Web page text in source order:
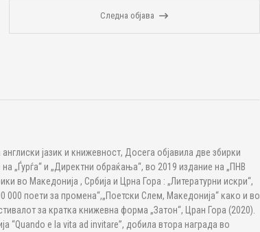
Следна објава
јазик и книжевност, Досега објавила две збирки
„Ѓурѓа“ и „Директни обраќања“, во 2019 издание на „ПНВ
во Македонија , Србија и Црна Гора : „Литературни искри“,
000 поети за промена“,„Поетски Слем, Македонија“ како и во
за кратка книжевна форма „Затон“, Цран Гора (2020).
“Quando e la vita ad invitare”, добила втора награда во